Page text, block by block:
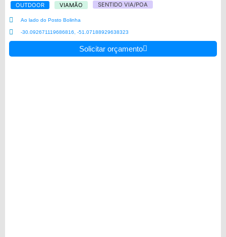
OUTDOOR VIAMÃO SENTIDO VIA/POA
Ao lado do Posto Bolinha
-30.092671119686816, -51.07188929638323
Solicitar orçamento